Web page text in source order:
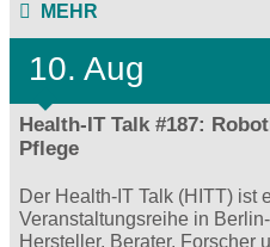
MEHR
10. Aug
Health-IT Talk #187:
Pflege
Der Health-IT Talk (HITT) ist
Veranstaltungsreihe in
Hersteller, Berater, Forscher